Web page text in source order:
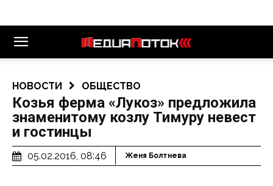
НОВОСТИ ОБЩЕСТВО
Козья ферма «Лукоз» предложила
знаменитому козлу Тимуру невест
и гостинцы
05.02.2016, 08:46 Женя Болтнева